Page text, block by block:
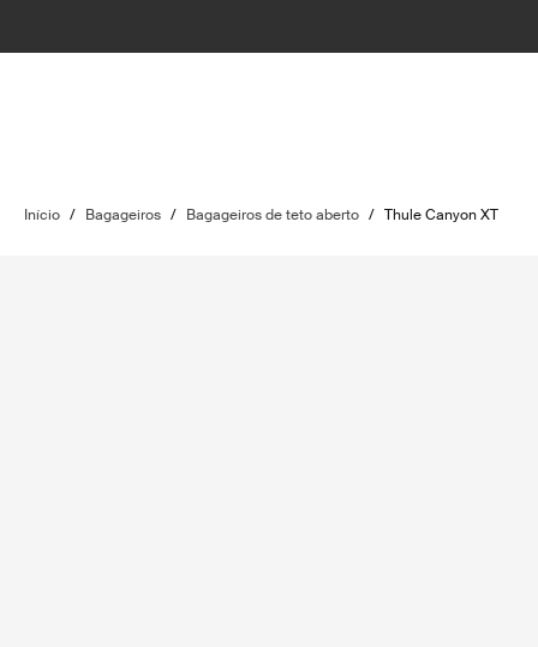
Início / Bagageiros / Bagageiros de teto aberto / Thule Canyon XT